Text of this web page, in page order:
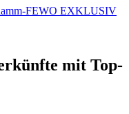
FEWO EXKLUSIV
mit Top-